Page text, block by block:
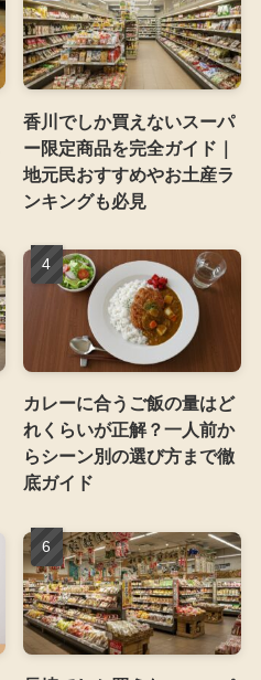
香川でしか買えないスーパ
ー限定商品を完全ガイド｜
地元民おすすめやお土産ラ
ンキングも必見
カレーに合うご飯の量はど
れくらいが正解？一人前か
らシーン別の選び方まで徹
底ガイド